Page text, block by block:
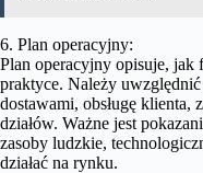
6. Plan operacyjny:
Plan operacyjny opisuje,
praktyce. Należy
dostawami, obsługę klienta,
działów. Ważne jest
zasoby ludzkie,
działać na rynku.